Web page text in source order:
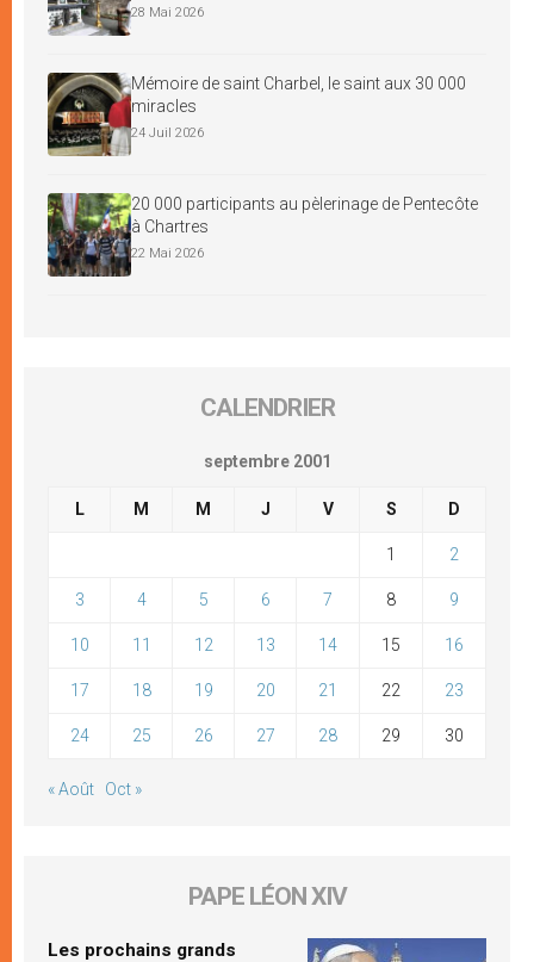
28 Mai 2026
Mémoire de saint Charbel, le saint aux 30 000
miracles
24 Juil 2026
20 000 participants au pèlerinage de Pentecôte
à Chartres
22 Mai 2026
CALENDRIER
septembre 2001
L M M J V S D
1 2
3 4 5 6 7 8 9
10 11 12 13 14 15 16
17 18 19 20 21 22 23
24 25 26 27 28 29 30
« Août Oct »
PAPE LÉON XIV
Les prochains grands